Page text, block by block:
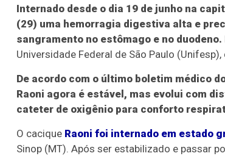
Internado desde o dia 19 de junho na
(29) uma hemorragia digestiva alta e
sangramento no estômago e no duodeno.
Universidade Federal de São Paulo
De acordo com o último boletim médico
Raoni agora é estável, mas evolui com
cateter de oxigênio para conforto
O cacique Raoni foi internado em estado
Sinop (MT). Após ser estabilizado e passar